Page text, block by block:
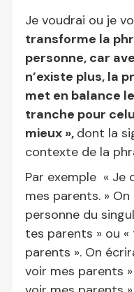
Je voudrai ou je
transforme la
personne, car
n’existe plus, la
met en balance
tranche pour
mieux », dont la
contexte de la
Par exemple « Je
mes parents. »
personne du
tes parents » ou
parents ». On
voir mes parents